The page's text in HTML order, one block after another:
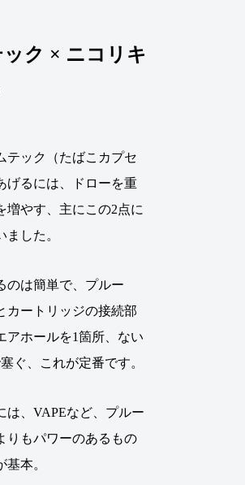
ク × ニコリキ
テック（たばこカプセ
げるには、ドローを重
増やす、主にこの2点に
した。
のは簡単で、プルー
カートリッジの接続部
アホールを1箇所、ない
ぐ、これが定番です。
は、VAPEなど、プルー
りもパワーのあるもの
基本。